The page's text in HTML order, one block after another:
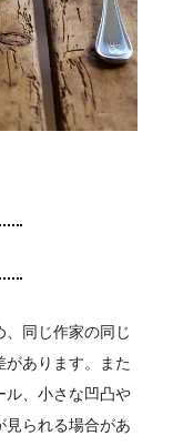
同じ作家の同じ
があります。また
ル、小さな凹凸や
見られる場合があ